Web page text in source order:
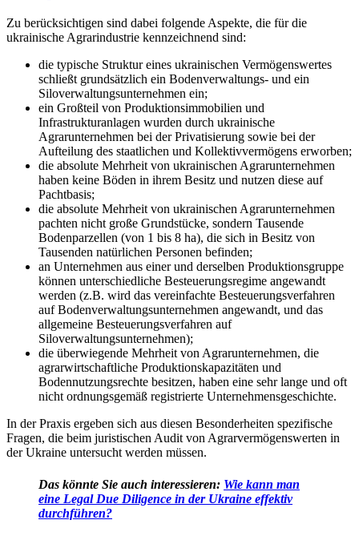
Zu berücksichtigen sind dabei folgende Aspekte, die für die
ukrainische Agrarindustrie kennzeichnend sind:
die typische Struktur eines ukrainischen Vermögenswertes
schließt grundsätzlich ein Bodenverwaltungs- und ein
Siloverwaltungsunternehmen ein;
ein Großteil von Produktionsimmobilien und
Infrastrukturanlagen wurden durch ukrainische
Agrarunternehmen bei der Privatisierung sowie bei der
Aufteilung des staatlichen und Kollektivvermögens erworben;
die absolute Mehrheit von ukrainischen Agrarunternehmen
haben keine Böden in ihrem Besitz und nutzen diese auf
Pachtbasis;
die absolute Mehrheit von ukrainischen Agrarunternehmen
pachten nicht große Grundstücke, sondern Tausende
Bodenparzellen (von 1 bis 8 ha), die sich in Besitz von
Tausenden natürlichen Personen befinden;
an Unternehmen aus einer und derselben Produktionsgruppe
können unterschiedliche Besteuerungsregime angewandt
werden (z.B. wird das vereinfachte Besteuerungsverfahren
auf Bodenverwaltungsunternehmen angewandt, und das
allgemeine Besteuerungsverfahren auf
Siloverwaltungsunternehmen);
die überwiegende Mehrheit von Agrarunternehmen, die
agrarwirtschaftliche Produktionskapazitäten und
Bodennutzungsrechte besitzen, haben eine sehr lange und oft
nicht ordnungsgemäß registrierte Unternehmensgeschichte.
In der Praxis ergeben sich aus diesen Besonderheiten spezifische
Fragen, die beim juristischen Audit von Agrarvermögenswerten in
der Ukraine untersucht werden müssen.
Das könnte Sie auch interessieren: Wie kann man
eine Legal Due Diligence in der Ukraine effektiv
durchführen?